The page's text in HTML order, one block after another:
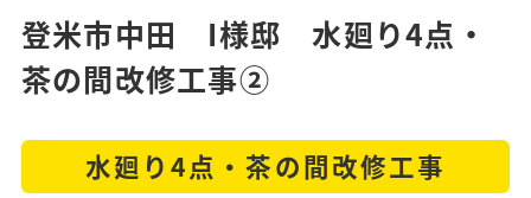
登米市中田 I様邸 水廻り4点・
茶の間改修工事②
水廻り4点・茶の間改修工事